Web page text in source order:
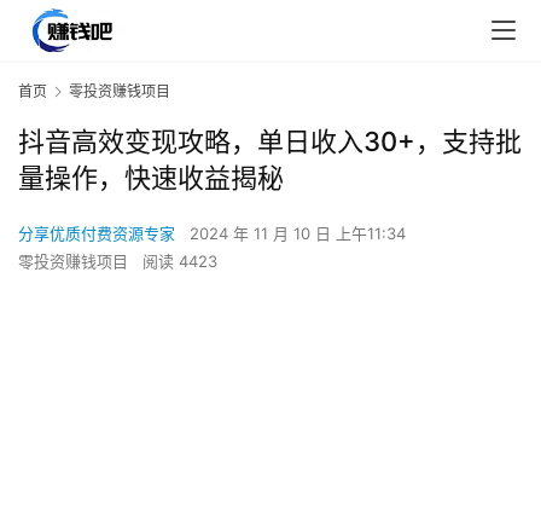
首页 零投资赚钱项目
抖音高效变现攻略，单日收入30+，支持批
量操作，快速收益揭秘
分享优质付费资源专家
2024 年 11 月 10 日 上午11:34
零投资赚钱项目
阅读 4423